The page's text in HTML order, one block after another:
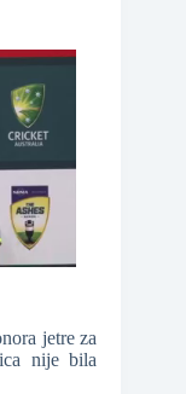
jetre za
nije bila